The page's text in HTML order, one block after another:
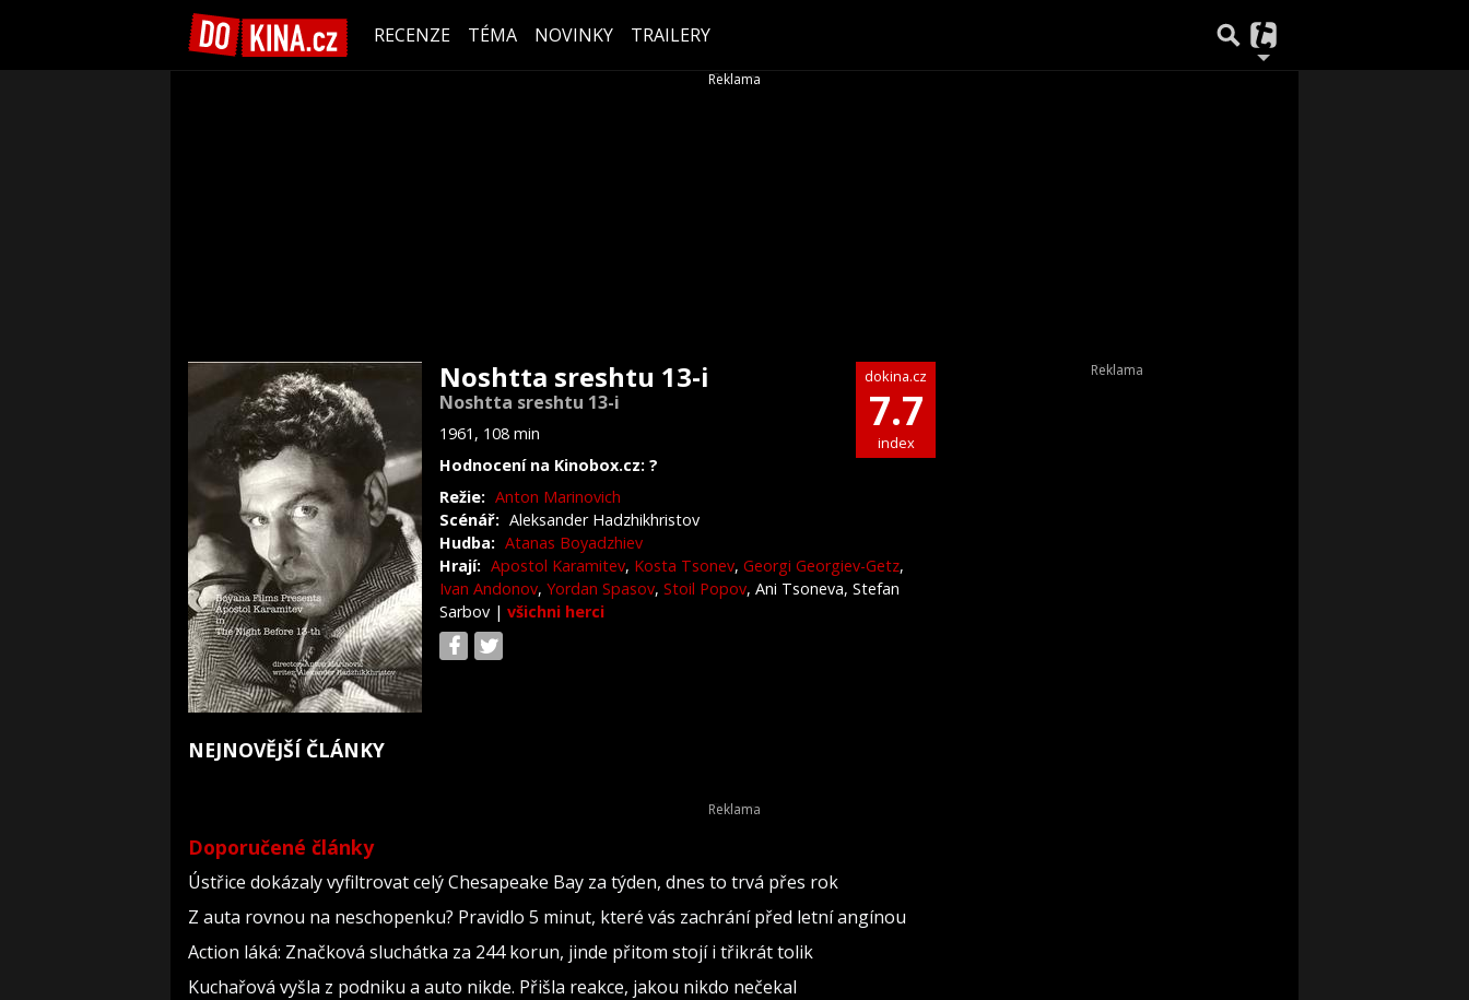
RECENZE TÉMA NOVINKY TRAILERY
Noshtta sreshtu 13-i
Noshtta sreshtu 13-i
1961, 108 min
Hodnocení na Kinobox.cz: ?
dokina.cz
7.7
index
Režie: Anton Marinovich
Scénář: Aleksander Hadzhikhristov
Hudba: Atanas Boyadzhiev
Hrají: Apostol Karamitev, Kosta Tsonev, Georgi Georgiev-Getz,
Ivan Andonov, Yordan Spasov, Stoil Popov, Ani Tsoneva, Stefan
Sarbov | všichni herci
NEJNOVĚJŠÍ ČLÁNKY
Doporučené články
Ústřice dokázaly vyfiltrovat celý Chesapeake Bay za týden, dnes to trvá přes rok
Z auta rovnou na neschopenku? Pravidlo 5 minut, které vás zachrání před letní angínou
Action láká: Značková sluchátka za 244 korun, jinde přitom stojí i třikrát tolik
Kuchařová vyšla z podniku a auto nikde. Přišla reakce, jakou nikdo nečekal